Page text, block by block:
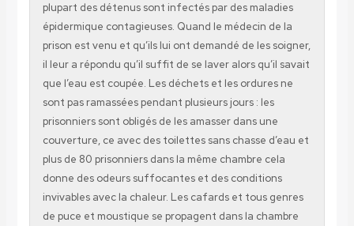
plupart des détenus sont infectés par des maladies
épidermique contagieuses. Quand le médecin de la
prison est venu et qu’ils lui ont demandé de les soigner,
il leur a répondu qu’il suffit de se laver alors qu’il savait
que l’eau est coupée. Les déchets et les ordures ne
sont pas ramassées pendant plusieurs jours : les
prisonniers sont obligés de les amasser dans une
couverture, ce avec des toilettes sans chasse d’eau et
plus de 80 prisonniers dans la même chambre cela
donne des odeurs suffocantes et des conditions
invivables avec la chaleur. Les cafards et tous genres
de puce et moustique se propagent dans la chambre